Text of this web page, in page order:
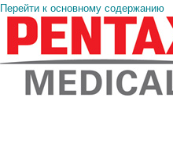
Перейти к основному содержанию